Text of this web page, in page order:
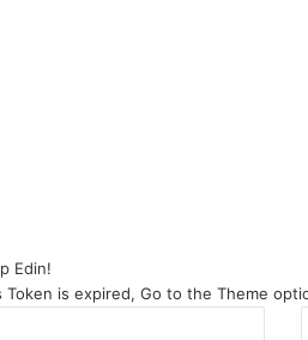
Edin!
Token is expired, Go to the Theme